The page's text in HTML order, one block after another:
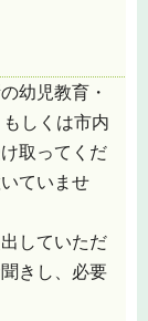
幼児教育・
しくは市内
取ってくだ
ていませ
していただ
きし、必要